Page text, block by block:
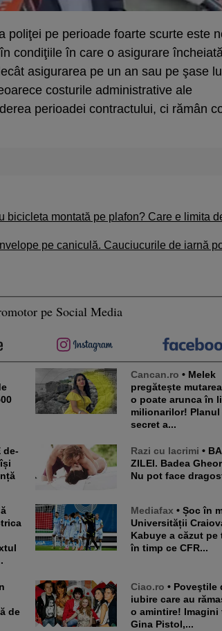
poliţei pe perioade foarte scurte este
condiţiile în care o asi­gu­rare
asigurarea pe un an sau pe şase
costurile adminis­tra­tive ale
perioadei con­­­tractului, ci rămân
bicicleta montată pe plafon? Care e limita
pe caniculă. Cauciucurile de iarnă
pe Social Media
Cancan.ro • Melek
pregătește
o poate arunca în
milionarilor!
secret a...
Razi cu lacrimi • BANCUL
ZILEI. Badea
Nu pot face
Mediafax • Șoc în meciul
Universității
Kabuye a căzut pe
în timp ce CFR...
de
Ciao.ro • Poveştile de
iubire care au
o amintire! Imagini
Gina Pistol,...